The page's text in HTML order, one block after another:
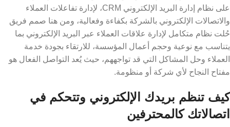
على نظام إدارة البريد الإلكتروني CRM، لإدارة تفاعلات العملاء
والاتصالات الإلكتروني بالشركة بكفاءة وفعالية، ومن هنا صمم فريق
حُلت نظام متكامل لإدارة علاقات العملاء عبر البريد الإلكتروني بما
يتناسب مع نوعية وحجم أعمال المؤسسة، للارتقاء بجودة خدمة
العملاء وحل المشاكل التي قد تواجههم، حيث يُعد التواصل الفعال هو
مفتاح النجاح لأي شركة أو منظومة.
كيف تنظم بريدك الإلكتروني وتتحكم في
اتصالاتك كالمحترفين